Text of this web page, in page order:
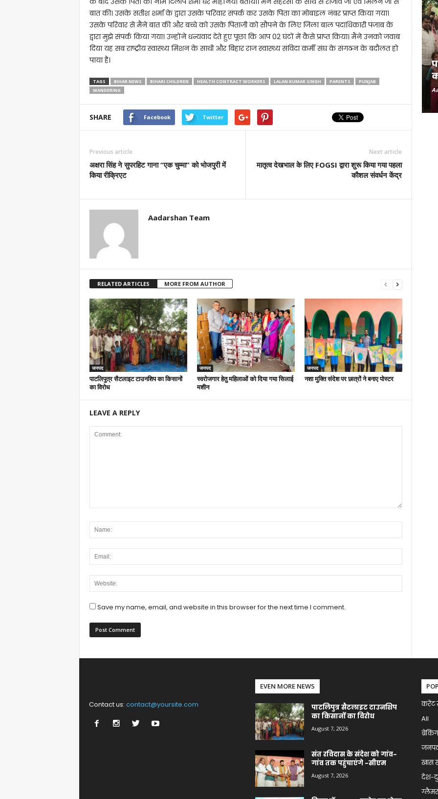
बात की। उसके सतीश शर्मा के द्वारा उसके परिवार संपर्क कर उसके पिता का मोबाइल नंबर प्राप्त किया गया।
उसके परिवार से मैंने बात की और बच्चे को उसके पिताजी को सौपने के लिए जिला बाल पदाधिकारी पंजाब के
द्वारा मुझे संपर्क किया गया। उन्होंने धन्यवाद देते हुए पूछा कि आप 02 घंटों में कैसे प्राप्त किया। मैंने उनको जवाब
दिया यह सब राष्ट्रीय स्वास्थ्य मिशन के साथी और बिहार राज स्वास्थ्य संविदा कर्मी संघ के संगठन के बदौलत हो
पाया है।
TAGS BIHAR NEWS BIHARI CHILDREN HEALTH CONTRACT WORKERS LALAN KUMAR SINGH PARENTS
PUNJAB
WANDERING
SHARE Facebook Twitter
Previous article
अक्षरा सिंह ने सुपरहिट गाना “एक चुम्मा” को भोजपुरी में
किया रीक्रिएट
Next article
मातृत्व देखभाल के लिए FOGSI द्वारा शुरू किया गया पहला
कौशल संवर्धन केंद्र
Aadarshan Team
RELATED ARTICLES MORE FROM AUTHOR
जनपद
पाटलिपुत्र सैटलाइट टाउनशिप का किसानों
का विरोध
जनपद
स्वरोजगार हेतु महिलाओं को दिया गया सिलाई
मशीन
जनपद
नशा मुक्ति संदेश पर छात्रों ने बनाए पोस्टर
LEAVE A REPLY
Save my name, email, and website in this browser for the next time I comment.
Contact us: contact@yoursite.com
EVEN MORE NEWS
पाटलिपुत्र सैटलाइट टाउनशिप
का किसानों का विरोध
August 7, 2026
संत रविदास के संदेश को गांव-
गांव तक पहुंचाएंगे -सीएम
August 7, 2026
करेंट
All
खास
देश-
ग्लैमर